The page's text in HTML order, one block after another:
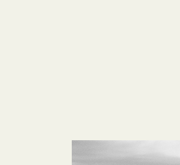
fotopoetry zum tag der